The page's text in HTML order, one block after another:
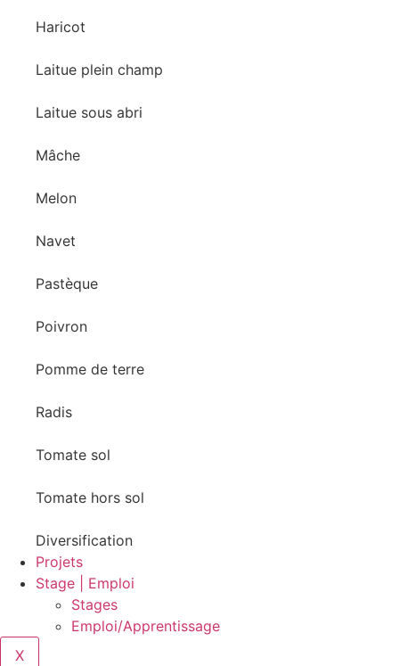
Haricot
Laitue plein champ
Laitue sous abri
Mâche
Melon
Navet
Pastèque
Poivron
Pomme de terre
Radis
Tomate sol
Tomate hors sol
Diversification
Projets
Stage | Emploi
Stages
Emploi/Apprentissage
X